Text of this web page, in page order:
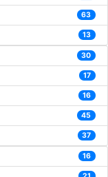
63
13
30
17
16
45
37
16